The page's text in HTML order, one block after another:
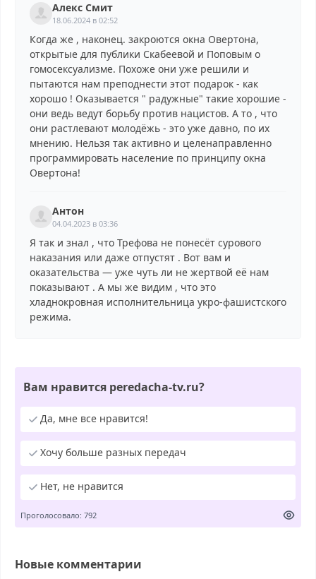
Алекс Смит
18.06.2024 в 02:52
Когда же , наконец. закроются окна Овертона,
открытые для публики Скабеевой и Поповым о
гомосексуализме. Похоже они уже решили и
пытаются нам преподнести этот подарок - как
хорошо ! Оказывается " радужные" такие хорошие -
они ведь ведут борьбу против нацистов. А то , что
они растлевают молодёжь - это уже давно, по их
мнению. Нельзя так активно и целенаправленно
программировать население по принципу окна
Овертона!
Антон
04.04.2023 в 03:36
Я так и знал , что Трефова не понесёт сурового
наказания или даже отпустят . Вот вам и
оказательства — уже чуть ли не жертвой её нам
показывают . А мы же видим , что это
хладнокровная исполнительница укро-фашистского
режима.
Вам нравится peredacha-tv.ru?
Да, мне все нравится!
Хочу больше разных передач
Нет, не нравится
Проголосовало: 792
Новые комментарии